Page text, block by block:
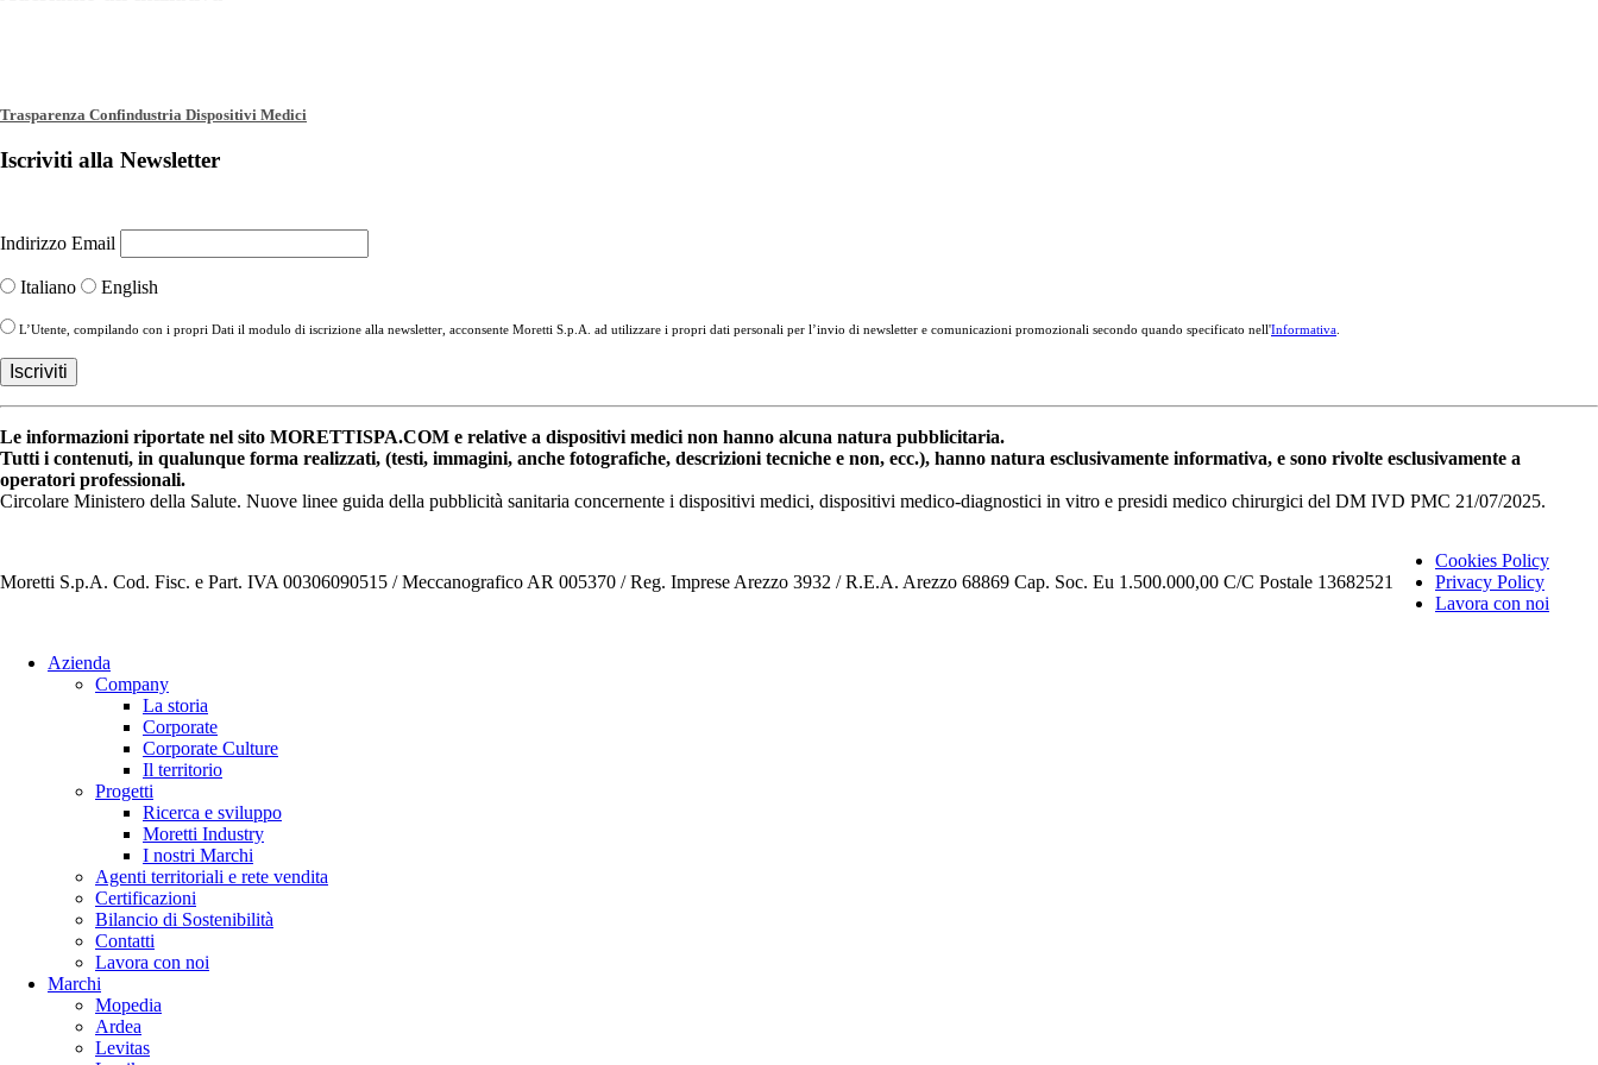
Trasparenza Confindustria Dispositivi Medici
Iscriviti alla Newsletter
Indirizzo Email
Italiano English
L’Utente, compilando con i propri Dati il modulo di iscrizione alla newsletter, acconsente Moretti S.p.A. ad utilizzare i propri dati personali per l’invio di newsletter e comunicazioni promozionali secondo quando specificato nell'Informativa.
Le informazioni riportate nel sito MORETTISPA.COM e relative a dispositivi medici non hanno alcuna natura pubblicitaria.
Tutti i contenuti, in qualunque forma realizzati, (testi, immagini, anche fotografiche, descrizioni tecniche e non, ecc.), hanno natura esclusivamente informativa, e sono rivolte esclusivamente a
operatori professionali.
Circolare Ministero della Salute. Nuove linee guida della pubblicità sanitaria concernente i dispositivi medici, dispositivi medico-diagnostici in vitro e presidi medico chirurgici del DM IVD PMC 21/07/2025.
Moretti S.p.A. Cod. Fisc. e Part. IVA 00306090515 / Meccanografico AR 005370 / Reg. Imprese Arezzo 3932 / R.E.A. Arezzo 68869 Cap. Soc. Eu 1.500.000,00 C/C Postale 13682521
Cookies Policy
Privacy Policy
Lavora con noi
Azienda
Company
La storia
Corporate
Corporate Culture
Il territorio
Progetti
Ricerca e sviluppo
Moretti Industry
I nostri Marchi
Agenti territoriali e rete vendita
Certificazioni
Bilancio di Sostenibilità
Contatti
Lavora con noi
Marchi
Mopedia
Ardea
Levitas